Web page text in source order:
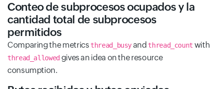
Conteo de subprocesos ocupados y la
cantidad total de subprocesos
permitidos
Comparing the metrics thread_busyand thread_count with
thread_allowedgives an idea on the resource
consumption.